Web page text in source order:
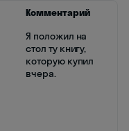
Комментарий
Я положил на
стол ту книгу,
которую купил
вчера.